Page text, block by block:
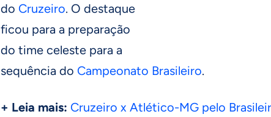
do Cruzeiro. O destaque
ficou para a preparação
do time celeste para a
sequência do Campeonato Brasileiro.
+ Leia mais: Cruzeiro x Atlético-MG pelo